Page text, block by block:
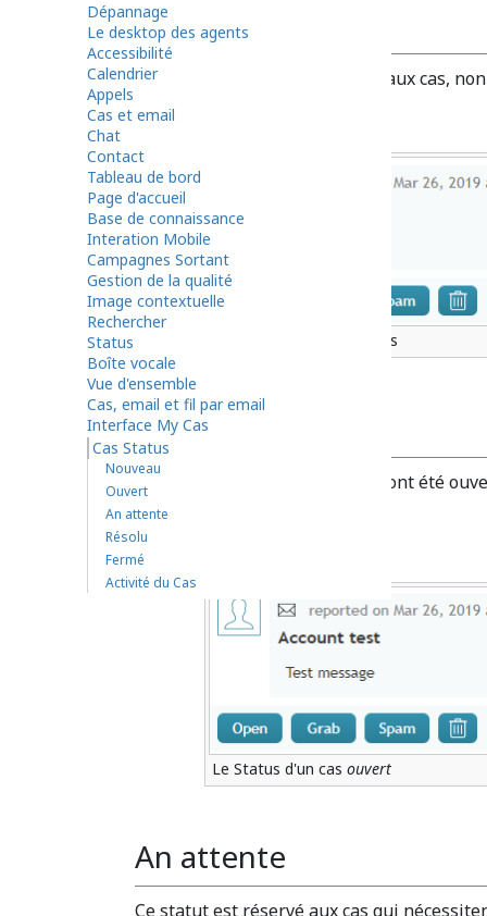
Nouveau
Ce statut s'applique aux nouveaux cas,
Status du Cas
Ouvert
Ce Status concerne les Cas qui ont été
processés.
Le Status d'un cas ouvert
An attente
Ce statut est réservé aux cas qui
Dépannage
Le desktop des agents
Accessibilité
Calendrier
Appels
Cas et email
Chat
Contact
Tableau de bord
Page d'accueil
Base de connaissance
Interation Mobile
Campagnes Sortant
Gestion de la qualité
Image contextuelle
Rechercher
Status
Boîte vocale
Vue d'ensemble
Cas, email et fil par email
Interface My Cas
Cas Status
Nouveau
Ouvert
An attente
Résolu
Fermé
Activité du Cas